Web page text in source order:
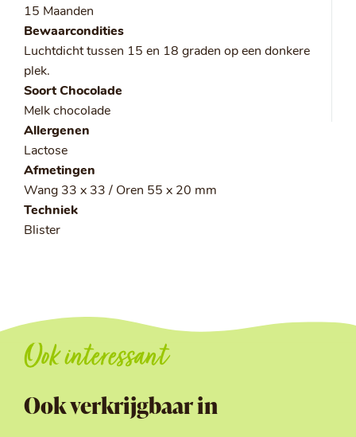
15 Maanden
Bewaarcondities
Luchtdicht tussen 15 en 18 graden op een donkere
plek.
Soort Chocolade
Melk chocolade
Allergenen
Lactose
Afmetingen
Wang 33 x 33 / Oren 55 x 20 mm
Techniek
Blister
Ook interessant
Ook verkrijgbaar in